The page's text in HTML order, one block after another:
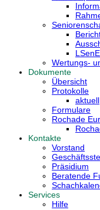
Wertungs-
Dokumente
Übersicht
Protokolle
aktuell
Formulare
Rochade
Kontakte
Vorstand
Präsidium
Beratende
Services
Hilfe